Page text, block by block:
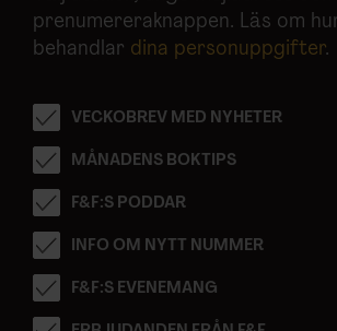
prenumereraknappen. Läs om
behandlar dina personuppgifter.
VECKOBREV MED NYHETER
MÅNADENS BOKTIPS
F&F:S PODDAR
INFO OM NYTT NUMMER
F&F:S EVENEMANG